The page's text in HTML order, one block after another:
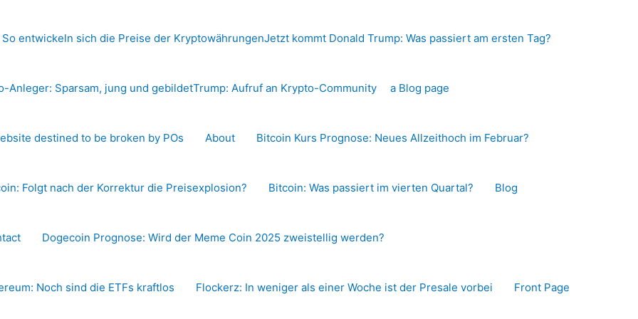
So entwickeln sich die Preise der KryptowährungenJetzt kommt Donald Trump: Was passiert am ersten Tag?
Anleger: Sparsam, jung und gebildetTrump: Aufruf an Krypto-Community a Blog page
destined to be broken by POs About Bitcoin Kurs Prognose: Neues Allzeithoch im Februar?
Folgt nach der Korrektur die Preisexplosion? Bitcoin: Was passiert im vierten Quartal? Blog
Dogecoin Prognose: Wird der Meme Coin 2025 zweistellig werden?
Noch sind die ETFs kraftlos Flockerz: In weniger als einer Woche ist der Presale vorbei Front Page